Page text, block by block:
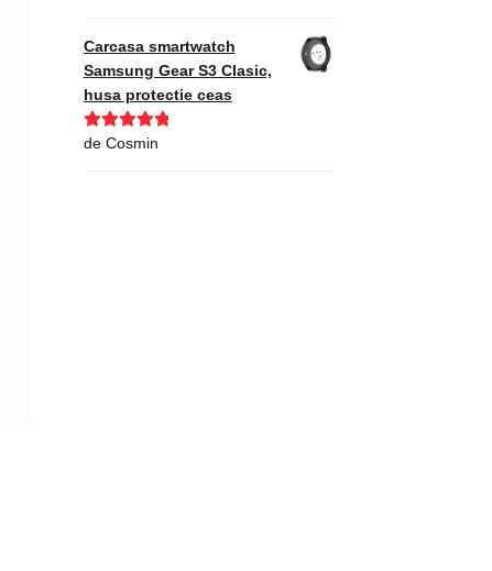
Carcasa smartwatch
Samsung Gear S3 Clasic,
husa protectie ceas
Evaluat la5
de Cosmin